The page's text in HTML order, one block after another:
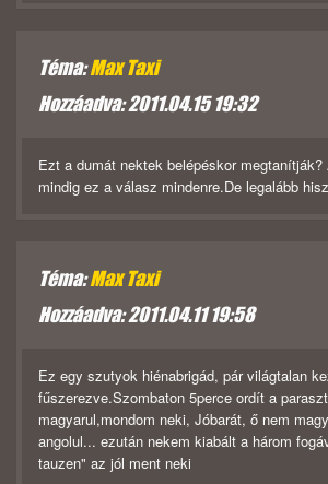
Téma:Max Taxi
Hozzáadva: 2011.04.15 19:32
Ezt a dumát nektek belépéskor
mindig ez a válasz mindenre.De legalább
Téma:Max Taxi
Hozzáadva: 2011.04.11 19:58
Ez egy szutyok hiénabrigád, pár világtalan
fűszerezve.Szombaton 5perce ordít a
magyarul,mondom neki, Jóbarát, ő nem
angolul... ezután nekem kiabált a három
tauzen" az jól ment neki